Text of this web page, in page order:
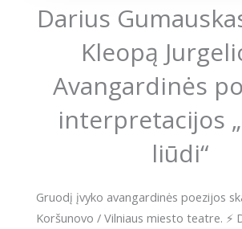
Darius
Kleopą
Avangardinės
interpretacijos
liūdi“
Gruodį įvyko avangardinės poezijos
Koršunovo / Vilniaus miesto teatre. ⚡